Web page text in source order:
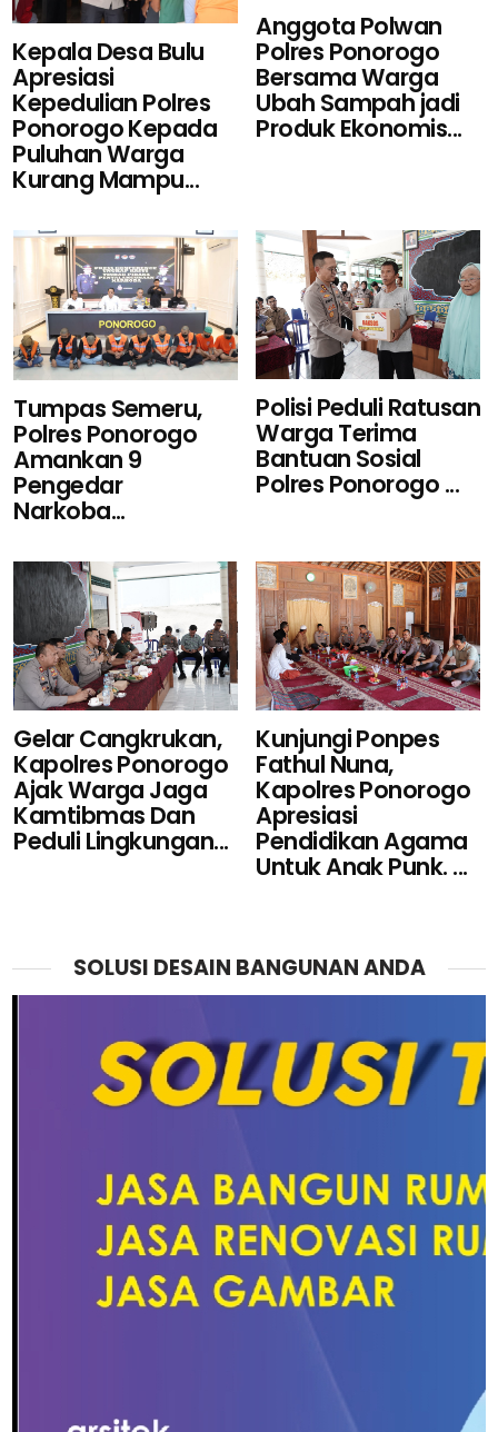
Kepala Desa Bulu
Apresiasi
Kepedulian Polres
Ponorogo Kepada
Puluhan Warga
Kurang Mampu...
Anggota Polwan
Polres Ponorogo
Bersama Warga
Ubah Sampah jadi
Produk Ekonomis...
Tumpas Semeru,
Polres Ponorogo
Amankan 9
Pengedar
Narkoba...
Polisi Peduli Ratusan
Warga Terima
Bantuan Sosial
Polres Ponorogo ...
Gelar Cangkrukan,
Kapolres Ponorogo
Ajak Warga Jaga
Kamtibmas Dan
Peduli Lingkungan...
Kunjungi Ponpes
Fathul Nuna,
Kapolres Ponorogo
Apresiasi
Pendidikan Agama
Untuk Anak Punk. ...
SOLUSI DESAIN BANGUNAN ANDA